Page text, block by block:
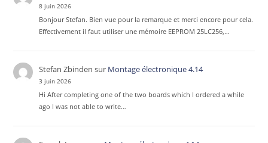
8 juin 2026
Bonjour Stefan. Bien vue pour la remarque et merci encore pour cela.
Effectivement il faut utiliser une mémoire EEPROM 25LC256,…
Stefan Zbinden sur Montage électronique 4.14
3 juin 2026
Hi After completing one of the two boards which I ordered a while
ago I was not able to write…